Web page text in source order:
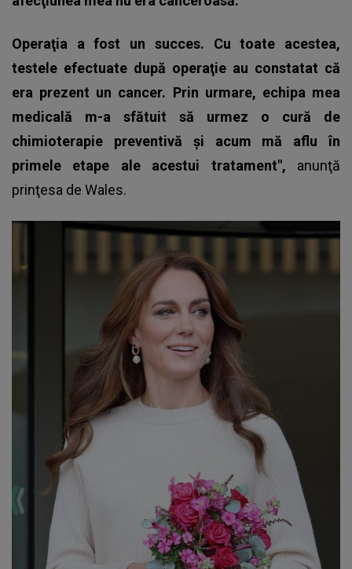
Operaţia a fost un succes. Cu toate acestea,
testele efectuate după operaţie au constatat că
era prezent un cancer. Prin urmare, echipa mea
medicală m-a sfătuit să urmez o cură de
chimioterapie preventivă şi acum mă aflu în
primele etape ale acestui tratament", anunţă
prinţesa de Wales.